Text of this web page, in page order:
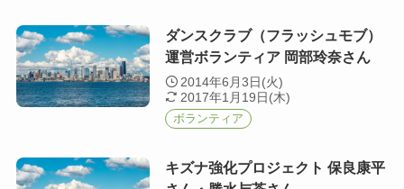
ダンスクラブ（フラッシュモブ）
運営ボランティア 岡部玲奈さん
2014年6月3日(火)
2017年1月19日(木)
ボランティア
キズナ強化プロジェクト 保良康平